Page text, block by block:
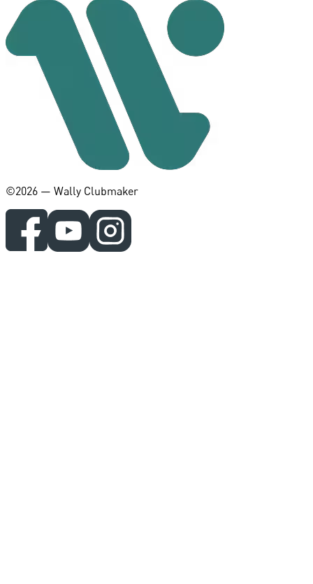
©️2026 — Wally Clubmaker